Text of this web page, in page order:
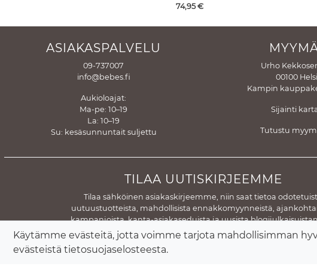
Käytämme evästeitä, jotta voimme tarjota mahdollisimman
evästeistä tietosuojaselosteesta.
Hinta
74,95€
ASIAKASPALVELU
09-737007
info@bebes.fi
Aukioloajat:
Ma-pe: 10–19
La: 10–19
Su: kesäsunnuntait suljettu
Urho
00100
Kampin
Sijainti
Tutustu
TILAA UUTISKIRJEEMME
Tilaa sähköinen asiakaskirjeemme, niin saat tietoa
uutuustuotteista, mahdollisista ennakkomyynneistä,
kampanjoista, kanta-asiakaseduista ja uusista
Tilaamalla uutiskirjeemme sallit sähköpostiosoitteesi
rekisteriimme rekisteriselosteemme mukaisesti.